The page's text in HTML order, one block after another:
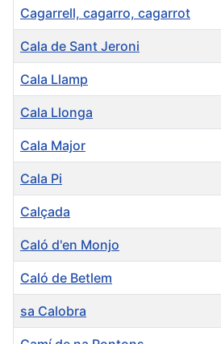
Cagarrell, cagarro, cagarrot
Cala de Sant Jeroni
Cala Llamp
Cala Llonga
Cala Major
Cala Pi
Calçada
Caló d'en Monjo
Caló de Betlem
sa Calobra